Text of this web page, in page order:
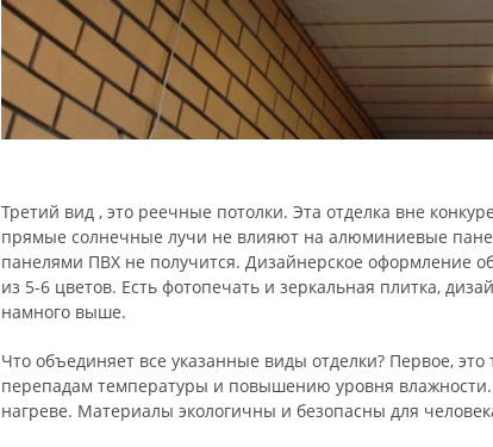
Третий вид , это реечные потолки. Эта отделка вне
прямые солнечные лучи не влияют на алюминиевые
панелями ПВХ не получится. Дизайнерское оформление
из 5-6 цветов. Есть фотопечать и зеркальная плитка,
намного выше.
Что объединяет все указанные виды отделки? Первое,
перепадам температуры и повышению уровня
нагреве. Материалы экологичны и безопасны для